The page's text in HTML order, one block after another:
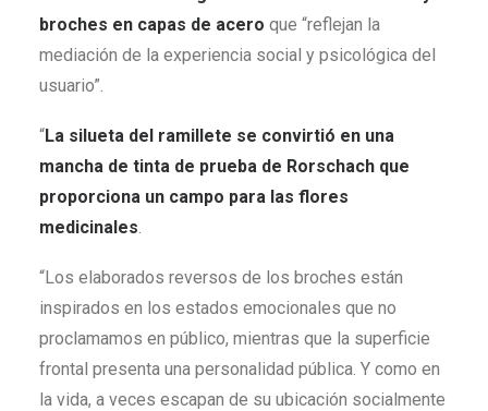
broches en capas de acero que “reflejan la
mediación de la experiencia social y psicológica del
usuario”.
“La silueta del ramillete se convirtió en una
mancha de tinta de prueba de Rorschach que
proporciona un campo para las flores
medicinales.
“Los elaborados reversos de los broches están
inspirados en los estados emocionales que no
proclamamos en público, mientras que la superficie
frontal presenta una personalidad pública. Y como en
la vida, a veces escapan de su ubicación socialmente